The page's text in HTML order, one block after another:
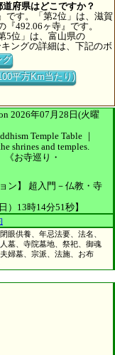
府県はどこですか？
です。「第2位」は、滋賀
492.06ヶ寺』です。
5位」は、富山県の
ングの詳細は、下記のボ
グ
平方Km当たり)
2026年07月28日(火曜
Temple Table ｜
shrines and temples.
《お寺巡り・
ン】
超入門－仏教・寺
）13時14分51秒】
眼供養、年忌法要、法名、
墓、寺院墓地、祭祀、御魂
婦墓、宗派、法施、お布